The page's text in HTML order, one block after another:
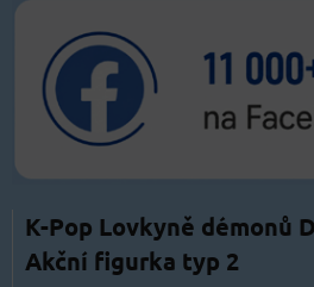
K-Pop Lovkyně démonů
Akční figurka typ 2